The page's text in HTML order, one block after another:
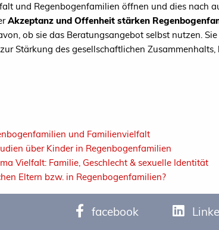
und Regenbogenfamilien öffnen und dies nach
Akzeptanz und Offenheit stärken
ob sie das Beratungsangebot selbst nutzen.
Stärkung des gesellschaftlichen Zusammenhalts,
und Familienvielfalt
über Kinder in Regenbogenfamilien
Vielfalt: Familie, Geschlecht & sexuelle Identität
Eltern bzw. in Regenbogenfamilien?
facebook